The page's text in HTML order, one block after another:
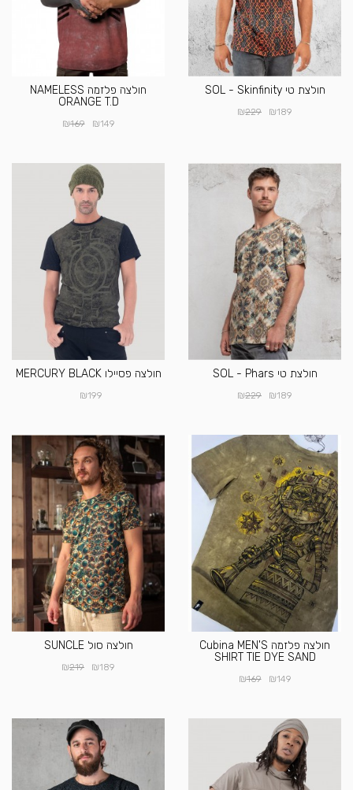
חולצת טי SOL - Skinfinity
₪189
₪229
חולצה פלזמה NAMELESS
ORANGE T.D
₪149
₪169
חולצת טי SOL - Phars
₪189
₪229
חולצה פסיילו MERCURY BLACK
₪199
חולצה פלזמה Cubina MEN'S
SHIRT TIE DYE SAND
₪149
₪169
חולצה סול SUNCLE
₪189
₪219